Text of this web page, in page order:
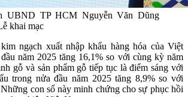
UBND TP HCM Nguyễn Văn Dũng
khai mạc
ngạch xuất nhập khẩu hàng hóa của Việt
năm 2025 tăng 16,1% so với cùng kỳ năm
gỗ và sản phẩm gỗ tiếp tục là điểm sáng với
trong nửa đầu năm 2025 tăng 8,9% so với
con số này minh chứng cho sự phục hồi